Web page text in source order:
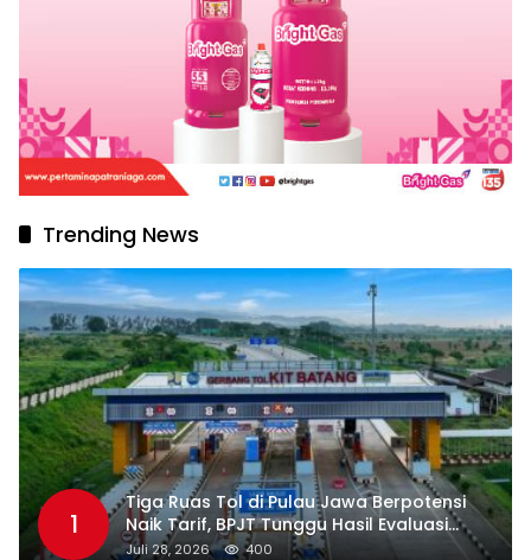
Trending News
1
Tiga Ruas Tol di Pulau Jawa Berpotensi
Naik Tarif, BPJT Tunggu Hasil Evaluasi
Standar Pelayanan
Juli 28, 2026 400